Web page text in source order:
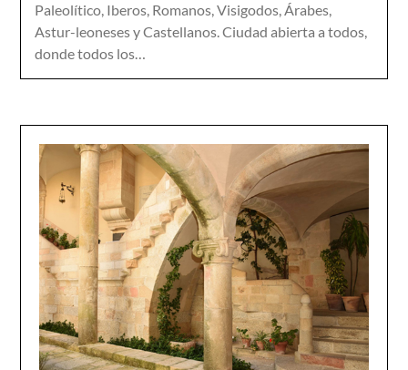
Paleolítico, Iberos, Romanos, Visigodos, Árabes,
Astur-leoneses y Castellanos. Ciudad abierta a todos,
donde todos los…